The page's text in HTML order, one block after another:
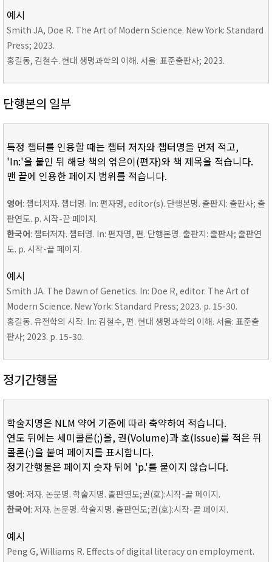
예시
Smith JA, Doe R. The Art of Modern Science. New York: Standard
Press; 2023.
홍길동, 김철수. 현대 생명과학의 이해. 서울: 표준출판사; 2023.
단행본의 일부
특정 챕터를 인용할 때는 챕터 저자와 챕터명을 먼저 적고,
'In:'을 붙인 뒤 해당 책의 엮은이(편자)와 책 제목을 적습니다.
맨 끝에 인용한 페이지 범위를 적습니다.
영어: 챕터저자. 챕터명. In: 편자명, editor(s). 단행본명. 출판지: 출판사; 출
판연도. p. 시작-끝 페이지.
한국어: 챕터저자. 챕터명. In: 편자명, 편. 단행본명. 출판지: 출판사; 출판연
도. p. 시작-끝 페이지.
예시
Smith JA. The Dawn of Genetics. In: Doe R, editor. The Art of
Modern Science. New York: Standard Press; 2023. p. 15-30.
홍길동. 유전학의 시작. In: 김철수, 편. 현대 생명과학의 이해. 서울: 표준출
판사; 2023. p. 15-30.
정기간행물
학술지명은 NLM 약어 기준에 따라 축약하여 적습니다.
연도 뒤에는 세미콜론(;)을, 권(Volume)과 호(Issue)를 적은 뒤
콜론(:)을 붙여 페이지를 표시합니다.
정기간행물은 페이지 숫자 뒤에 'p.'를 붙이지 않습니다.
영어: 저자. 논문명. 학술지명. 출판연도;권(호):시작-끝 페이지.
한국어: 저자. 논문명. 학술지명. 출판연도;권(호):시작-끝 페이지.
예시
Peng G, Williams R. Effects of digital literacy on employment.